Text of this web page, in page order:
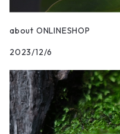
about ONLINESHOP
2023/12/6